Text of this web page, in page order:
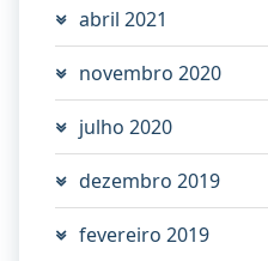
abril 2021
novembro 2020
julho 2020
dezembro 2019
fevereiro 2019